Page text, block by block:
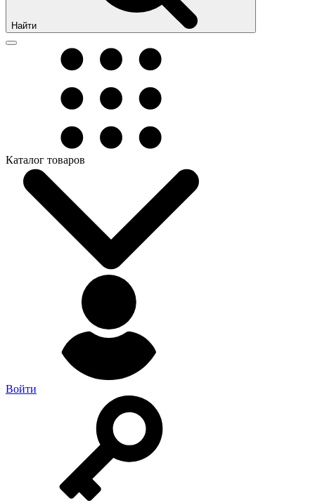
Найти
Каталог товаров
Войти